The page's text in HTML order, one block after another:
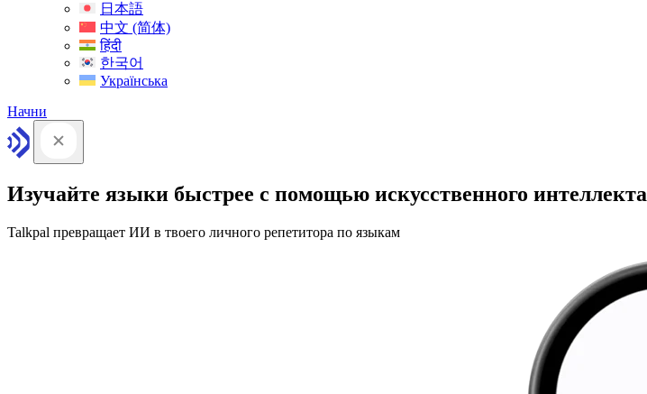
日本語
中文 (简体)
हिंदी
한국어
Українська
Начни
Изучайте языки быстрее с помощью искусственного интеллекта
Talkpal превращает ИИ в твоего личного репетитора по языкам